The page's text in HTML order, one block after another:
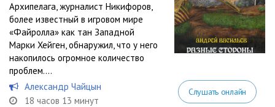
Архипелага, журналист Никифоров,
более известный в игровом мире
«Файролла» как тан Западной
Марки Хейген, обнаружил, что у него
накопилось огромное количество
проблем....
Александр Чайцын
18 часов 13 минут
Слушать онлайн